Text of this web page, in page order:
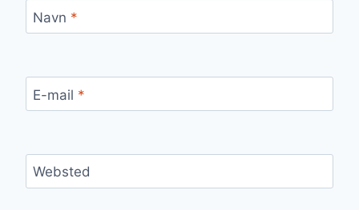
Navn *
E-mail *
Websted